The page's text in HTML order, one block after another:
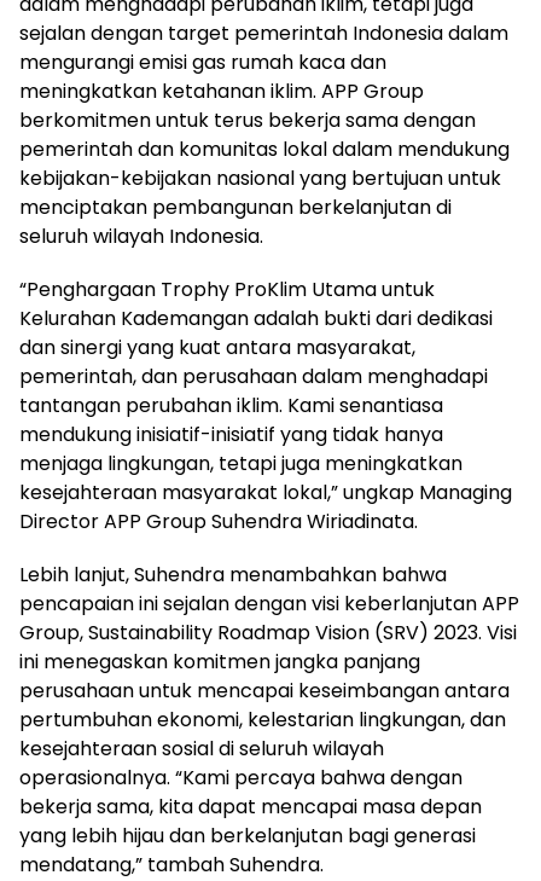
sejalan dengan target pemerintah Indonesia dalam
mengurangi emisi gas rumah kaca dan
meningkatkan ketahanan iklim. APP Group
berkomitmen untuk terus bekerja sama dengan
pemerintah dan komunitas lokal dalam mendukung
kebijakan-kebijakan nasional yang bertujuan untuk
menciptakan pembangunan berkelanjutan di
seluruh wilayah Indonesia.
“Penghargaan Trophy ProKlim Utama untuk
Kelurahan Kademangan adalah bukti dari dedikasi
dan sinergi yang kuat antara masyarakat,
pemerintah, dan perusahaan dalam menghadapi
tantangan perubahan iklim. Kami senantiasa
mendukung inisiatif-inisiatif yang tidak hanya
menjaga lingkungan, tetapi juga meningkatkan
kesejahteraan masyarakat lokal,” ungkap Managing
Director APP Group Suhendra Wiriadinata.
Lebih lanjut, Suhendra menambahkan bahwa
pencapaian ini sejalan dengan visi keberlanjutan APP
Group, Sustainability Roadmap Vision (SRV) 2023. Visi
ini menegaskan komitmen jangka panjang
perusahaan untuk mencapai keseimbangan antara
pertumbuhan ekonomi, kelestarian lingkungan, dan
kesejahteraan sosial di seluruh wilayah
operasionalnya. “Kami percaya bahwa dengan
bekerja sama, kita dapat mencapai masa depan
yang lebih hijau dan berkelanjutan bagi generasi
mendatang,” tambah Suhendra.